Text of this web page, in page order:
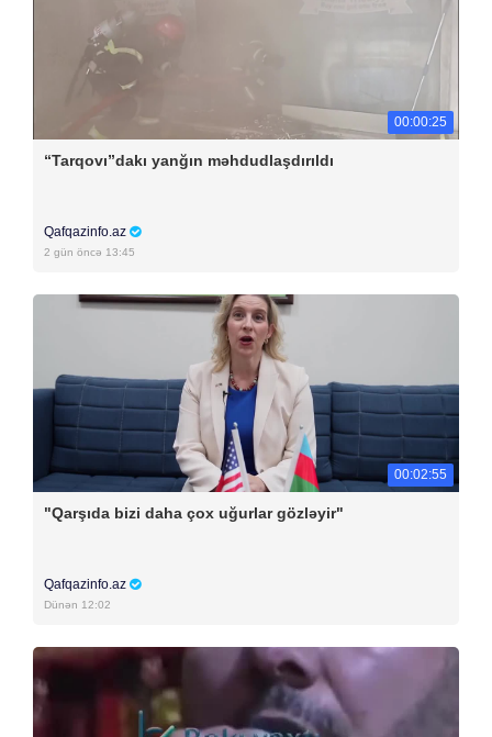
00:00:25
“Tarqovı”dakı yanğın məhdudlaşdırıldı
Qafqazinfo.az
2 gün öncə 13:45
00:02:55
"Qarşıda bizi daha çox uğurlar gözləyir"
Qafqazinfo.az
Dünən 12:02